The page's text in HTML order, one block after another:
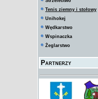
Tenis ziemny i stołowy
Unihokej
Wędkarstwo
Wspinaczka
Żeglarstwo
Partnerzy